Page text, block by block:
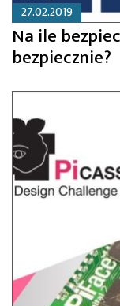
27.02.2019
Na ile
bezpiecznie?